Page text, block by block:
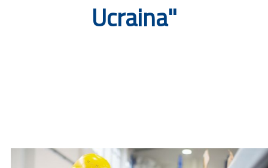
Ucraina"